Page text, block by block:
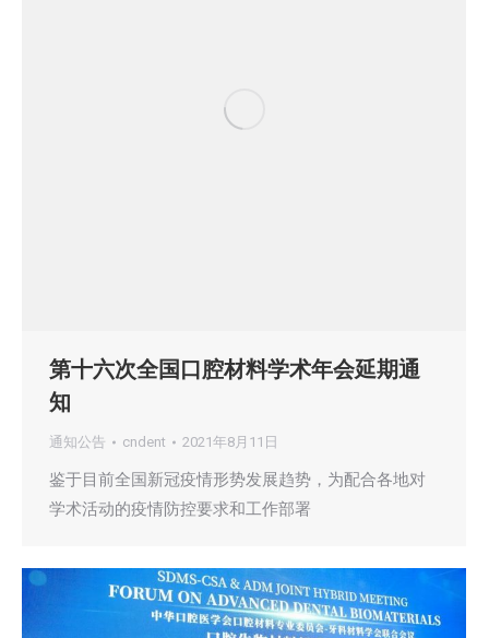
第十六次全国口腔材料学术年会延期通
知
通知公告 cndent 2021年8月11日
鉴于目前全国新冠疫情形势发展趋势，为配合各地对
学术活动的疫情防控要求和工作部署